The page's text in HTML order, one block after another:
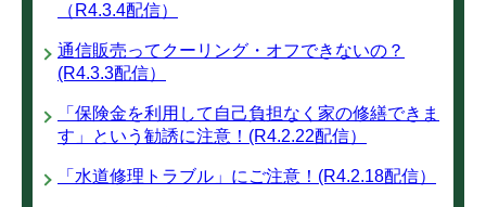
（R4.3.4配信）
通信販売ってクーリング・オフできないの？
(R4.3.3配信）
「保険金を利用して自己負担なく家の修繕できま
す」という勧誘に注意！(R4.2.22配信）
「水道修理トラブル」にご注意！(R4.2.18配信）